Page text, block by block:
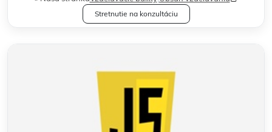
Stretnutie na konzultáciu